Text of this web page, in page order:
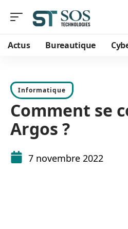
Actus Bureautique
Informatique
Comment se
Argos ?
7 novembre 2022